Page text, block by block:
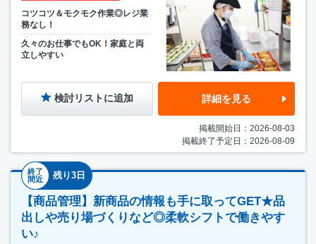
コツコツ＆モクモク作業◎レジ業
務なし！
久々のお仕事でもOK！家庭と両
立しやすい
検討リストに追加 詳細を見る
掲載開始日：2026-08-03
掲載終了予定日：2026-08-09
終了
間近
残り3日
【商品管理】新商品の情報も手に取ってGET★品
出しや売り場づくりなど◎柔軟シフトで働きやす
い♪